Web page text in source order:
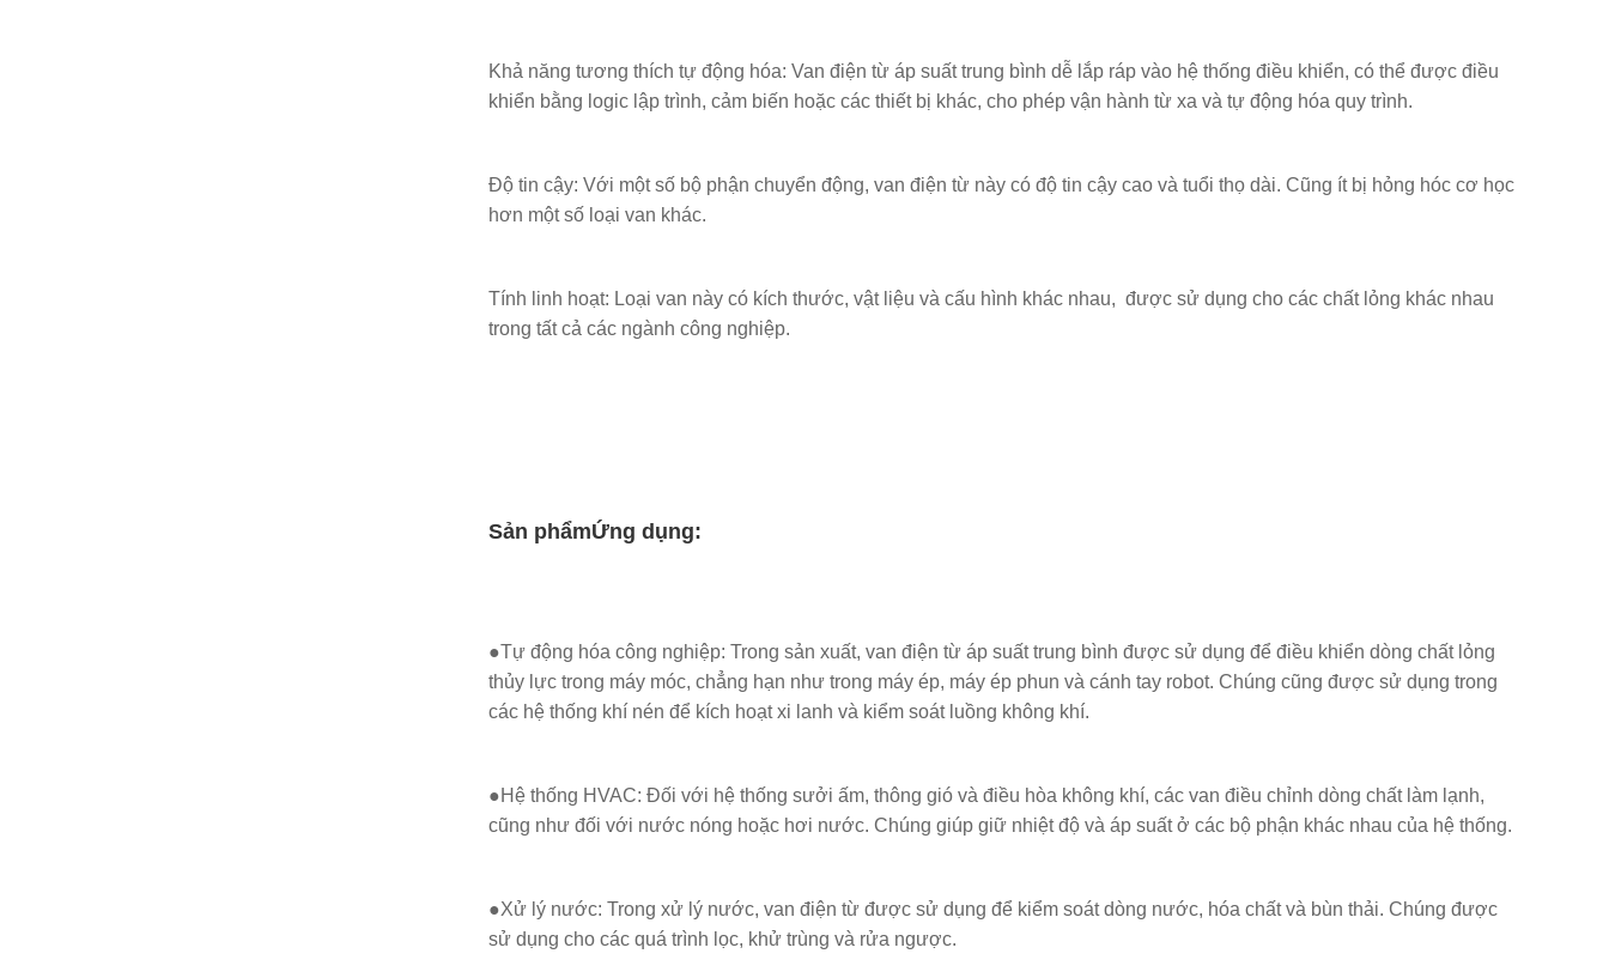
Khả năng tương thích tự động hóa: Van điện từ áp suất trung bình dễ lắp ráp vào hệ thống điều khiển, có thể được điều
khiển bằng logic lập trình, cảm biến hoặc các thiết bị khác, cho phép vận hành từ xa và tự động hóa quy trình.
Độ tin cậy: Với một số bộ phận chuyển động, van điện từ này có độ tin cậy cao và tuổi thọ dài. Cũng ít bị hỏng hóc cơ học
hơn một số loại van khác.
Tính linh hoạt: Loại van này có kích thước, vật liệu và cấu hình khác nhau, được sử dụng cho các chất lỏng khác nhau
trong tất cả các ngành công nghiệp.
Sản phẩmỨng dụng:
●Tự động hóa công nghiệp: Trong sản xuất, van điện từ áp suất trung bình được sử dụng để điều khiển dòng chất lỏng
thủy lực trong máy móc, chẳng hạn như trong máy ép, máy ép phun và cánh tay robot. Chúng cũng được sử dụng trong
các hệ thống khí nén để kích hoạt xi lanh và kiểm soát luồng không khí.
●Hệ thống HVAC: Đối với hệ thống sưởi ấm, thông gió và điều hòa không khí, các van điều chỉnh dòng chất làm lạnh,
cũng như đối với nước nóng hoặc hơi nước. Chúng giúp giữ nhiệt độ và áp suất ở các bộ phận khác nhau của hệ thống.
●Xử lý nước: Trong xử lý nước, van điện từ được sử dụng để kiểm soát dòng nước, hóa chất và bùn thải. Chúng được
sử dụng cho các quá trình lọc, khử trùng và rửa ngược.